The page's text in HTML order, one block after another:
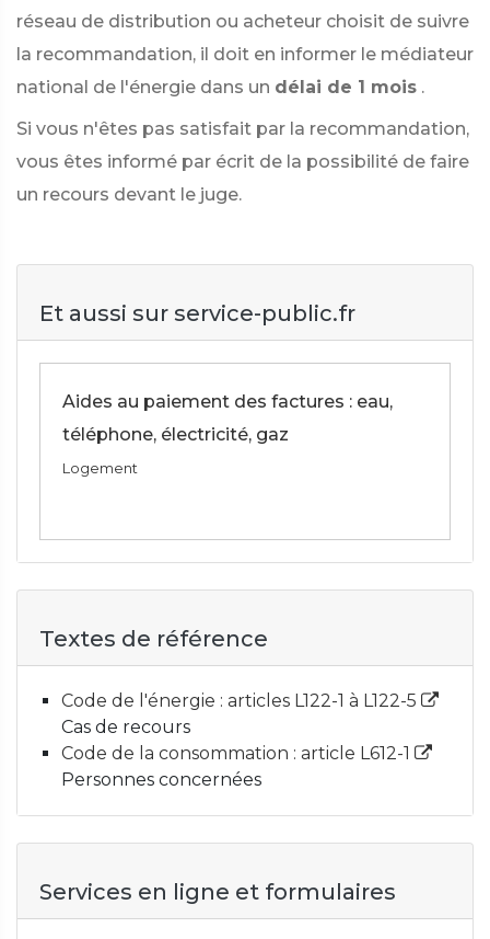
réseau de distribution ou acheteur choisit de suivre
la recommandation, il doit en informer le médiateur
national de l'énergie dans un délai de 1 mois .
Si vous n'êtes pas satisfait par la recommandation,
vous êtes informé par écrit de la possibilité de faire
un recours devant le juge.
Et aussi sur service-public.fr
Aides au paiement des factures : eau,
téléphone, électricité, gaz
Logement
Textes de référence
Code de l'énergie : articles L122-1 à L122-5
Cas de recours
Code de la consommation : article L612-1
Personnes concernées
Services en ligne et formulaires